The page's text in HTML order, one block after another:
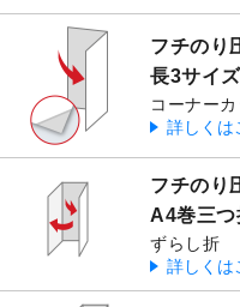
フチのり
長3サイ
コーナーカ
詳しくは
フチのり
A4巻三つ
ずらし折
詳しくは